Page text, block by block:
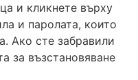
и кликнете върху
и паролата, които
Ако сте забравили
за възстановяване